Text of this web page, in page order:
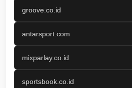
groove.co.id
antarsport.com
mixparlay.co.id
sportsbook.co.id